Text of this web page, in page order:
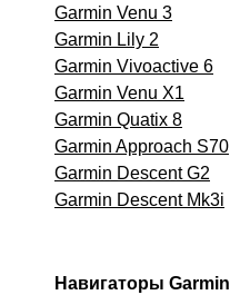
Garmin Venu 3
Garmin Lily 2
Garmin Vivoactive 6
Garmin Venu X1
Garmin Quatix 8
Garmin Approach S70
Garmin Descent G2
Garmin Descent Mk3i
Навигаторы Garmin